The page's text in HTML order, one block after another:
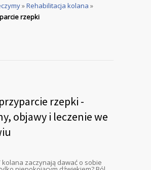
»Rehabilitacja kolana »
rzepki
rzepki -
objawy i leczenie we
kolana zaczynają dawać o sobie